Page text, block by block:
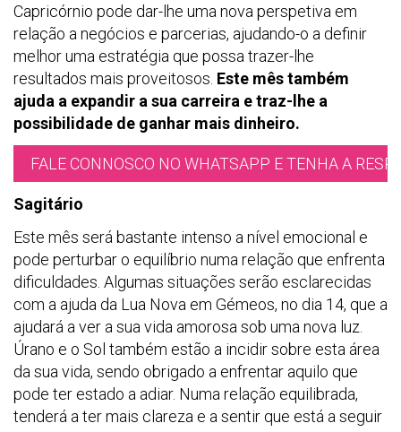
Capricórnio pode dar-lhe uma nova perspetiva em
relação a negócios e parcerias, ajudando-o a definir
melhor uma estratégia que possa trazer-lhe
resultados mais proveitosos. Este mês também
ajuda a expandir a sua carreira e traz-lhe a
possibilidade de ganhar mais dinheiro.
FALE CONNOSCO NO WHATSAPP E TENHA A
Sagitário
Este mês será bastante intenso a nível emocional e
pode perturbar o equilíbrio numa relação que enfrenta
dificuldades. Algumas situações serão esclarecidas
com a ajuda da Lua Nova em Gémeos, no dia 14, que a
ajudará a ver a sua vida amorosa sob uma nova luz.
Úrano e o Sol também estão a incidir sobre esta área
da sua vida, sendo obrigado a enfrentar aquilo que
pode ter estado a adiar. Numa relação equilibrada,
tenderá a ter mais clareza e a sentir que está a seguir